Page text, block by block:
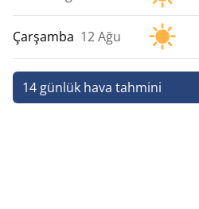
Çarşamba 12 Ağu
14 günlük hava tahmini